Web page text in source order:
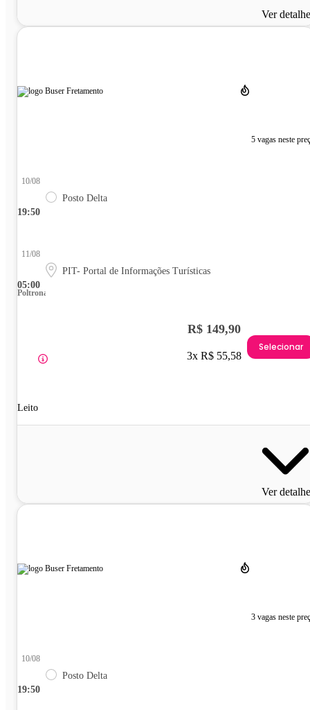
Ver
5 vagas neste
19:50
10/08
Posto Delta
05:00
11/08
PIT- Portal de Informações Turísticas
Poltrona
Leito
R$ 149,90
3x R$ 55,58
Selecionar
Ver
3 vagas neste
19:50
10/08
Posto Delta